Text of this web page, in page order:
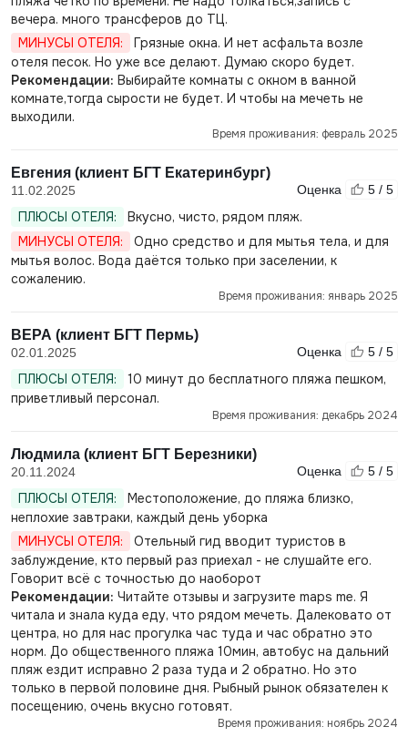
вечера. много трансферов до ТЦ.
МИНУСЫ ОТЕЛЯ:
Грязные окна. И нет асфальта возле
отеля песок. Но уже все делают. Думаю скоро будет.
Рекомендации: Выбирайте комнаты с окном в ванной
комнате,тогда сырости не будет. И чтобы на мечеть не
выходили.
Время проживания: февраль 2025
Евгения (клиент БГТ Екатеринбург)
11.02.2025 Оценка 5 / 5
ПЛЮСЫ ОТЕЛЯ:
Вкусно, чисто, рядом пляж.
МИНУСЫ ОТЕЛЯ:
Одно средство и для мытья тела, и для
мытья волос. Вода даётся только при заселении, к
сожалению.
Время проживания: январь 2025
ВЕРА (клиент БГТ Пермь)
02.01.2025 Оценка 5 / 5
ПЛЮСЫ ОТЕЛЯ:
10 минут до бесплатного пляжа пешком,
приветливый персонал.
Время проживания: декабрь 2024
Людмила (клиент БГТ Березники)
20.11.2024 Оценка 5 / 5
ПЛЮСЫ ОТЕЛЯ:
Местоположение, до пляжа близко,
неплохие завтраки, каждый день уборка
МИНУСЫ ОТЕЛЯ:
Отельный гид вводит туристов в
заблуждение, кто первый раз приехал - не слушайте его.
Говорит всё с точностью до наоборот
Рекомендации: Читайте отзывы и загрузите maps me. Я
читала и знала куда еду, что рядом мечеть. Далековато от
центра, но для нас прогулка час туда и час обратно это
норм. До общественного пляжа 10мин, автобус на дальний
пляж ездит исправно 2 раза туда и 2 обратно. Но это
только в первой половине дня. Рыбный рынок обязателен к
посещению, очень вкусно готовят.
Время проживания: ноябрь 2024